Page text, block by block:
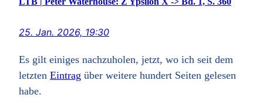
25. Jan. 2026, 19:30
Es gilt einiges nachzuholen, jetzt, wo ich seit dem
letzten Eintrag über weitere hundert Seiten gelesen
habe.